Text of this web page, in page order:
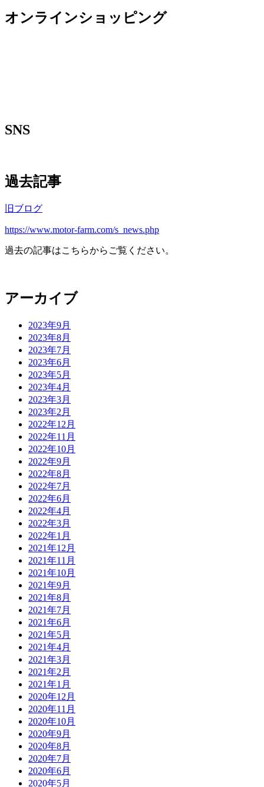
オンラインショッピング
SNS
過去記事
旧ブログ
https://www.motor-farm.com/s_news.php
過去の記事はこちらからご覧ください。
アーカイブ
2023年9月
2023年8月
2023年7月
2023年6月
2023年5月
2023年4月
2023年3月
2023年2月
2022年12月
2022年11月
2022年10月
2022年9月
2022年8月
2022年7月
2022年6月
2022年4月
2022年3月
2022年1月
2021年12月
2021年11月
2021年10月
2021年9月
2021年8月
2021年7月
2021年6月
2021年5月
2021年4月
2021年3月
2021年2月
2021年1月
2020年12月
2020年11月
2020年10月
2020年9月
2020年8月
2020年7月
2020年6月
2020年5月